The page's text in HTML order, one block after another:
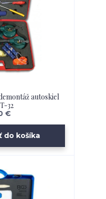
autoskiel
32
€
do košíka